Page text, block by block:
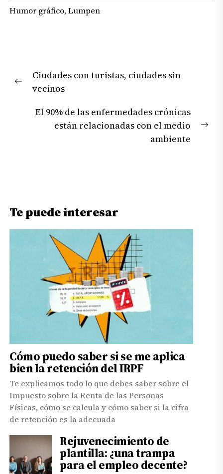
Humor gráfico,Lumpen
de
entradas
Previous
Ciudades con turistas, ciudades sin
vecinos
El 90% de las enfermedades crónicas
están relacionadas con el medio
ambiente
Te puede interesar
Cómo puedo saber si se me aplica
bien la retención del IRPF
Te explicamos todo lo que debes saber sobre el
Impuesto sobre la Renta de las Personas
Físicas, cómo se calcula y cómo saber si la cifra
de retención es la adecuada
Rejuvenecimiento de
plantilla: ¿una trampa
para el empleo decente?